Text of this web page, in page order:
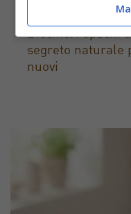
Bicchieri opachi
segreto naturale
nuovi